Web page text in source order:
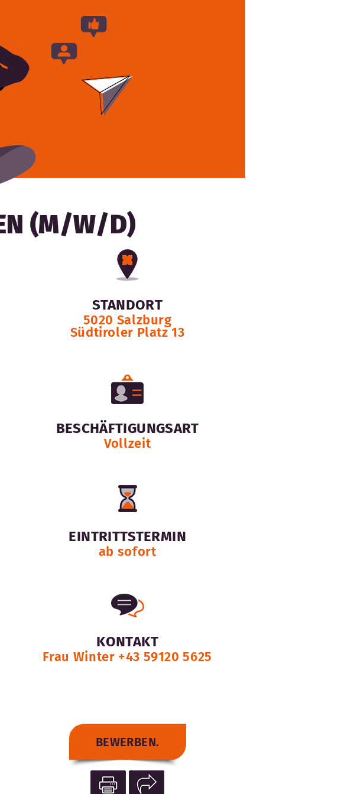
(M/W/D)
STANDORT
5020 Salzburg
Südtiroler Platz 13
BESCHÄFTIGUNGSART
Vollzeit
EINTRITTSTERMIN
ab sofort
KONTAKT
Frau Winter +43 59120 5625
BEWERBEN.